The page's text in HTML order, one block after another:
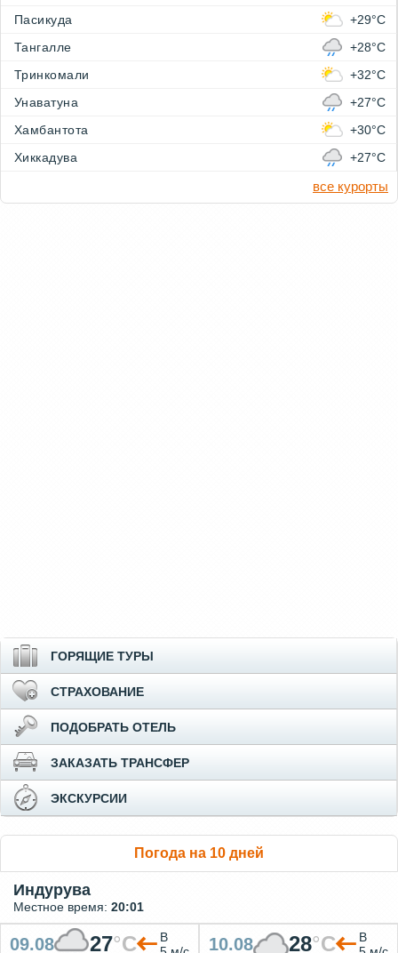
Пасикуда
+29°C
Тангалле
+28°C
Тринкомали
+32°C
Унаватуна
+27°C
Хамбантота
+30°C
Хиккадува
+27°C
все курорты
ГОРЯЩИЕ ТУРЫ
СТРАХОВАНИЕ
ПОДОБРАТЬ ОТЕЛЬ
ЗАКАЗАТЬ ТРАНСФЕР
ЭКСКУРСИИ
Погода на 10 дней
Индурува
Местное время: 20:01
09.08 27°C
В
10.08 28°C
В